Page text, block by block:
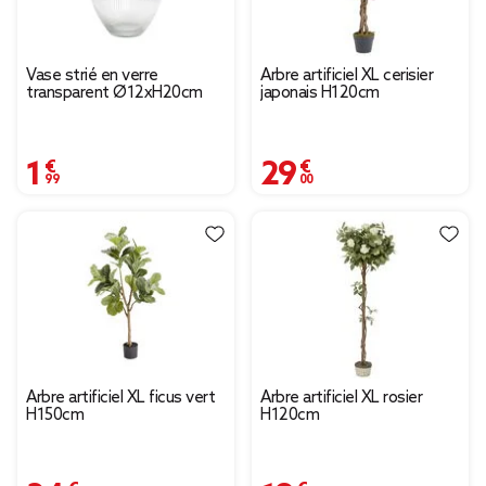
Vase strié en verre
transparent Ø12xH20cm
1,99 €
Arbre artificiel XL cerisier
japonais H120cm
29,00 €
Arbre artificiel XL ficus vert
H150cm
Arbre artificiel XL rosier
H120cm